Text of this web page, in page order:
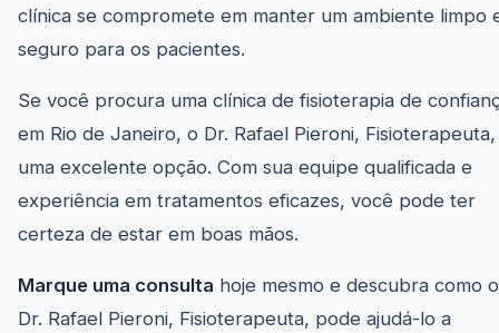
clínica se compromete em manter um ambiente limpo
seguro para os pacientes.
Se você procura uma clínica de fisioterapia de
em Rio de Janeiro, o Dr. Rafael Pieroni,
uma excelente opção. Com sua equipe qualificada e
experiência em tratamentos eficazes, você pode ter
certeza de estar em boas mãos.
Marque uma consulta hoje mesmo e descubra como o
Dr. Rafael Pieroni, Fisioterapeuta, pode ajudá-lo a